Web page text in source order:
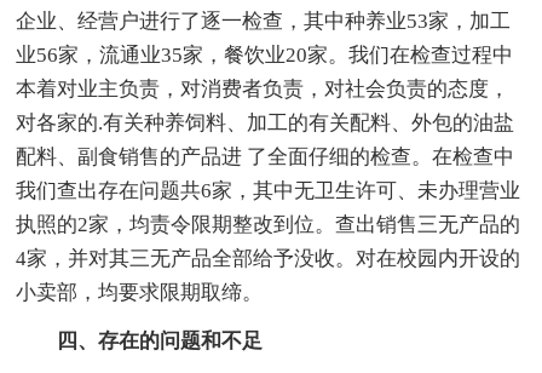
企业、经营户进行了逐一检查，其中种养业53家，加工
业56家，流通业35家，餐饮业20家。我们在检查过程中
本着对业主负责，对消费者负责，对社会负责的态度，
对各家的.有关种养饲料、加工的有关配料、外包的油盐
配料、副食销售的产品进 了全面仔细的检查。在检查中
我们查出存在问题共6家，其中无卫生许可、未办理营业
执照的2家，均责令限期整改到位。查出销售三无产品的
4家，并对其三无产品全部给予没收。对在校园内开设的
小卖部，均要求限期取缔。
四、存在的问题和不足